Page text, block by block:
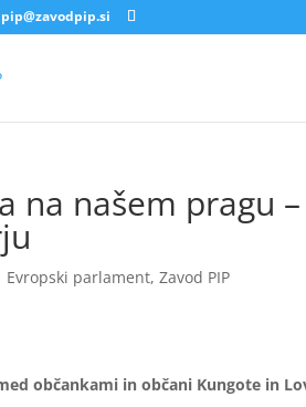
pip@zavodpip.si
na našem pragu
Evropski parlament,Zavod PIP
občankami in občani Kungote in